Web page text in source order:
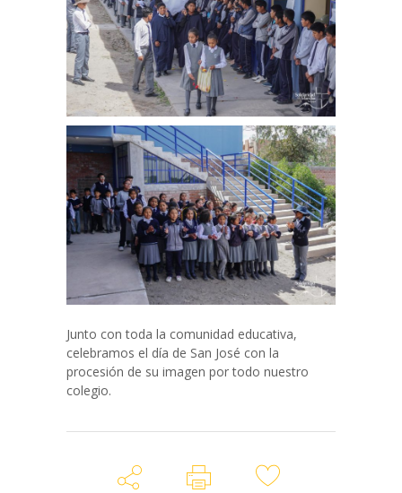
Junto con toda la comunidad educativa,
celebramos el día de San José con la
procesión de su imagen por todo nuestro
colegio.